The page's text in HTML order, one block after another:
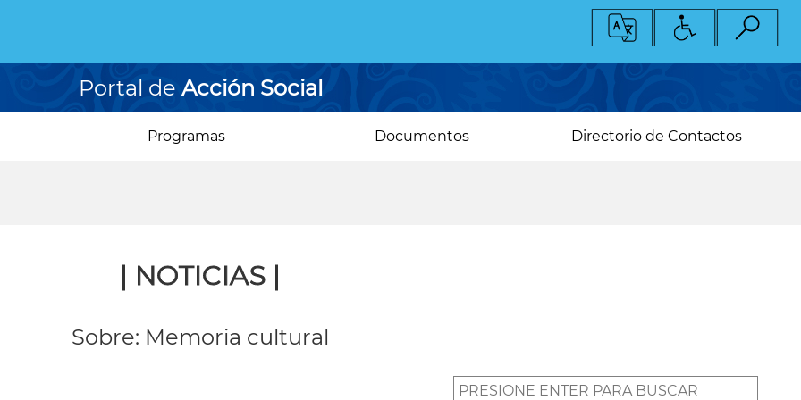
Portal de Acción Social
Programas Documentos Directorio de Contactos
| NOTICIAS |
Sobre: Memoria cultural